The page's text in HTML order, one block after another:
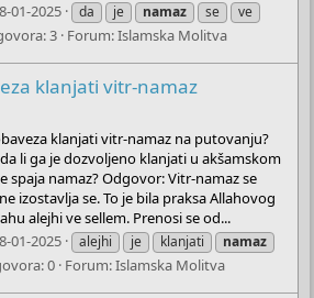
01-2025 da je namaz se
ve
3 Forum:Islamska Molitva
klanjati vitr-namaz
klanjati vitr-namaz na putovanju?
li ga je dozvoljeno klanjati u akšamskom
spaja namaz? Odgovor: Vitr-namaz se
izostavlja se. To je bila praksa Allahovog
alejhi ve sellem. Prenosi se od...
01-2025 alejhi je klanjati
namaz
0 Forum:Islamska Molitva